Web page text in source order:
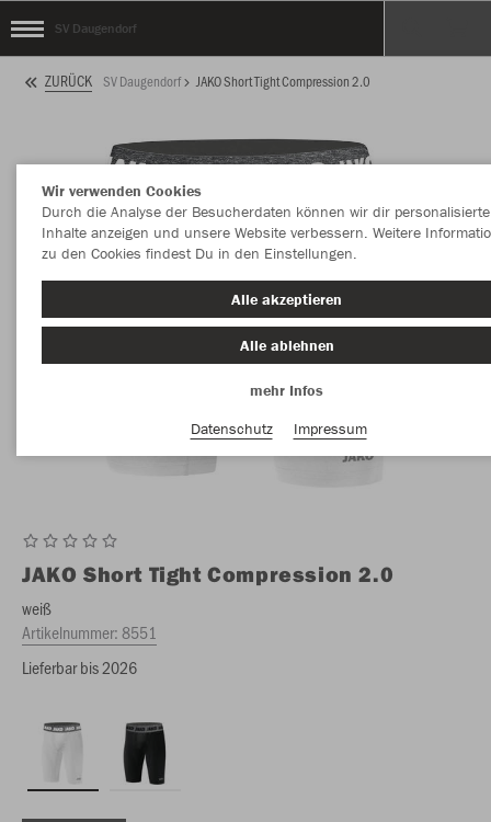
SV Daugendorf
ZURÜCK SV Daugendorf JAKO Short Tight Compression 2.0
JAKO Short Tight Compression 2.0
weiß
Artikelnummer:8551
Lieferbar bis 2026
Wir verwenden Cookies
Durch die Analyse der Besucherdaten können wir dir personalisierte
Inhalte anzeigen und unsere Website verbessern. Weitere
zu den Cookies findest Du in den Einstellungen.
Alle akzeptieren
Alle ablehnen
mehr Infos
Datenschutz
Impressum